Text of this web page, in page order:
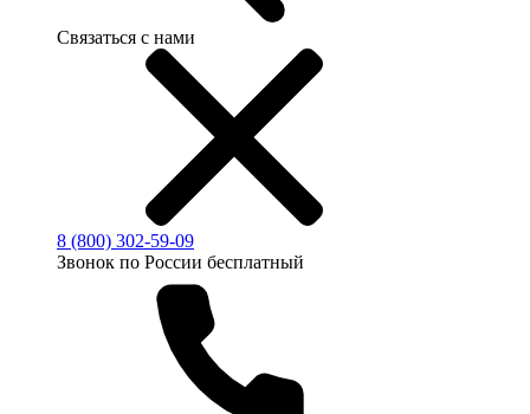
Связаться с нами
8 (800) 302-59-09
Звонок по России бесплатный